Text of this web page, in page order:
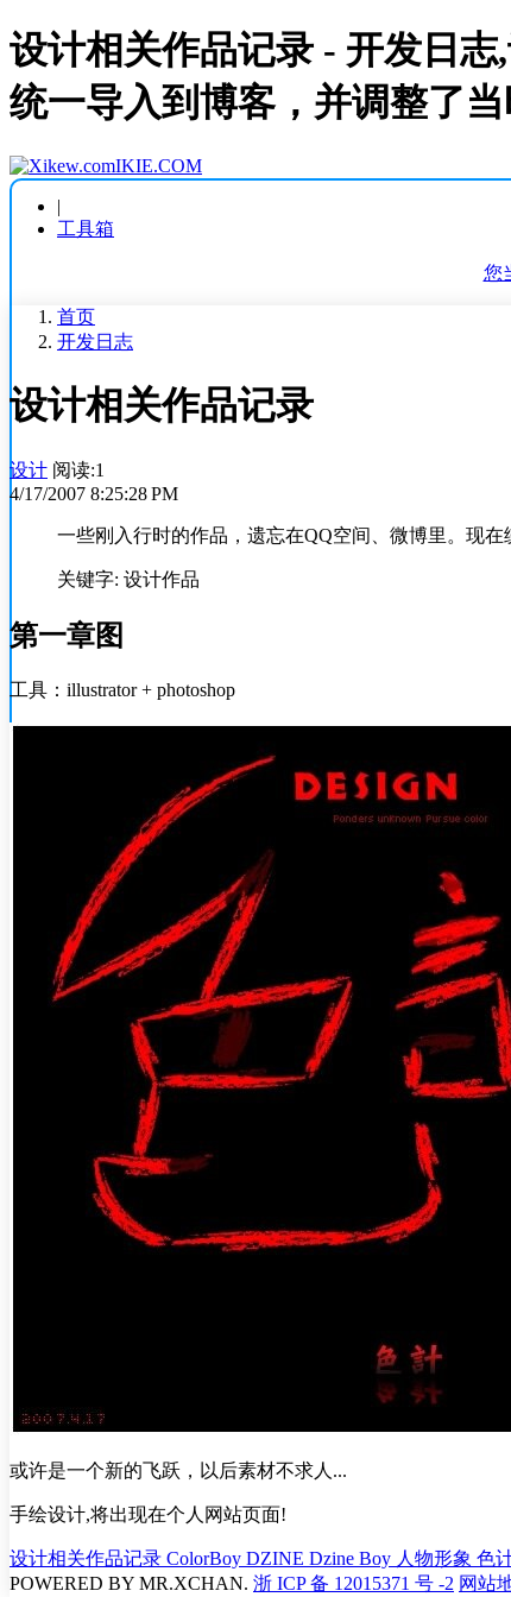
设计相关作品记录 - 开发日
统一导入到博客，并调整了
IKIE.COM
|
工具箱
您
首页
开发日志
设计相关作品记录
设计 阅读:1
4/17/2007 8:25:28 PM
一些刚入行时的作品，遗忘在QQ空间、微博里。现在
关键字: 设计作品
第一章图
工具：illustrator + photoshop
或许是一个新的飞跃，以后素材不求人...
手绘设计,将出现在个人网站页面!
设计相关作品记录 ColorBoy DZINE Dzine Boy 人物形象 色
POWERED BY MR.XCHAN. 浙 ICP 备 12015371 号 -2 网站